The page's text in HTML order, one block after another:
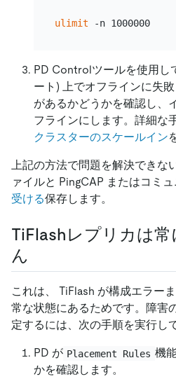
ulimit -n 1000000
PD Controlツールを使用し
ート) 上でオフラインに失
があるかどうかを確認し、
フラインにします。詳細な
クラスターのスケールイン
上記の方法で問題を解決できな
ァイルと PingCAP またはコミ
受ける保存します。
TiFlashレプリカは
ん
これは、 TiFlash が構成エラー
常な状態にあるためです。障害
定するには、次の手順を実行し
PD が Placement Rules 機
かを確認します。